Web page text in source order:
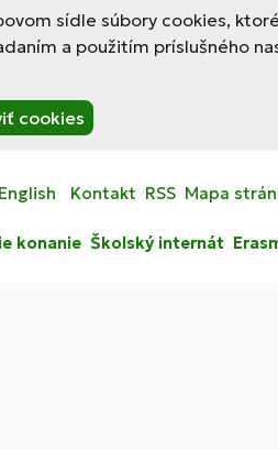
sídle súbory cookies,
a použitím príslušného
cookies
English Kontakt RSS Mapa
konanie Školský internát